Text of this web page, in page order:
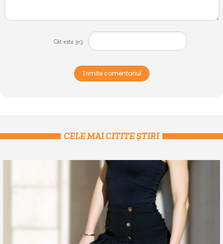
Cât este 3+3
Trimite comentariul
CELE MAI CITITE ȘTIRI